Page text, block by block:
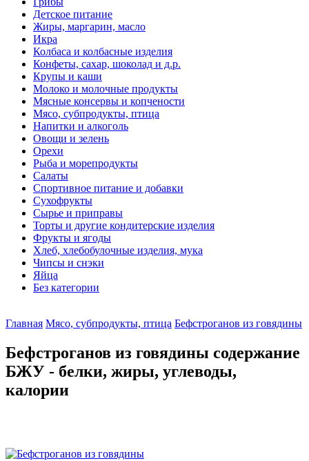
Детское питание
Жиры, маргарин, масло
Икра
Колбаса и колбасные изделия
Конфеты, сахар, шоколад и д.р.
Крупы и каши
Молоко и молочные продукты
Мясные консервы и копчености
Мясо, субпродукты, птица
Напитки и алкоголь
Овощи и зелень
Орехи
Рыба и морепродукты
Салаты
Спортивное питание и добавки
Сухофрукты
Сырье и приправы
Торты и другие кондитерские изделия
Фрукты и ягоды
Хлеб, хлебобулочные изделия, мука
Чипсы и снэки
Яйца
Без категории
Главная Мясо, субпродукты, птица Бефстроганов из говядины
Бефстроганов из говядины содержание
БЖУ - белки, жиры, углеводы,
калории